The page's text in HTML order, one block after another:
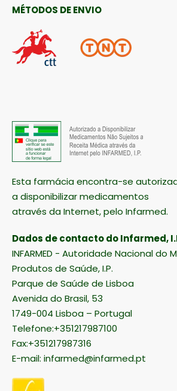
MÉTODOS DE ENVIO
Esta farmácia encontra-se
a disponibilizar medicamentos
através da Internet, pelo Infarmed.
Dados de contacto do Infarmed,
INFARMED - Autoridade Nacional do
Produtos de Saúde, I.P.
Parque de Saúde de Lisboa
Avenida do Brasil, 53
1749-004 Lisboa – Portugal
Telefone:+351217987100
Fax:+351217987316
E-mail: infarmed@infarmed.pt